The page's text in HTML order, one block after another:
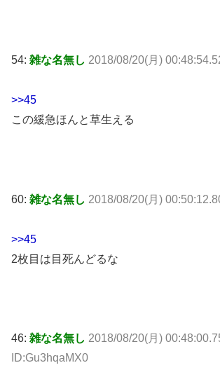
54: 雑な名無し 2018/08/20(月)
>>45
この緩急ほんと草生える
60: 雑な名無し 2018/08/20(月)
>>45
2枚目は目死んどるな
46: 雑な名無し 2018/08/20(月)
ID:Gu3hqaMX0